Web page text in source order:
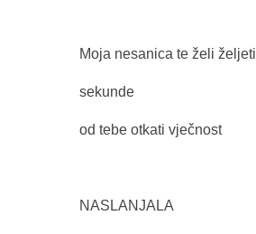
Moja nesanica te želi željeti
sekunde
od tebe otkati vječnost
NASLANJALA